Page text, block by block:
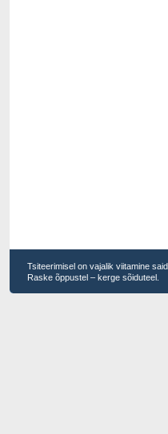
Tsiteerimisel on vajalik viitamine
Raske õppustel – kerge sõiduteel.